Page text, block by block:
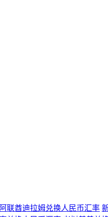
阿联酋迪拉姆兑换人民币汇率